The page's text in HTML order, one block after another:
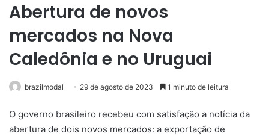
Abertura de novos
mercados na Nova
Caledônia e no Uruguai
brazilmodal 29 de agosto de 2023 1 minuto de leitura
O governo brasileiro recebeu com satisfação a notícia da
abertura de dois novos mercados: a exportação de